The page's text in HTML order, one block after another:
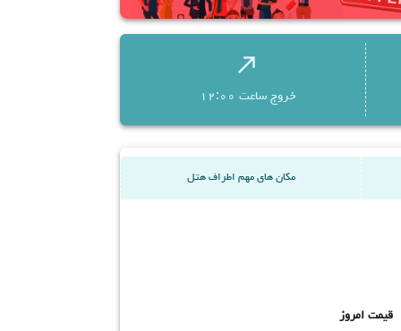
call_made
خروج ساعت 12:00
مکان های مهم اطراف هتل
قیمت امروز